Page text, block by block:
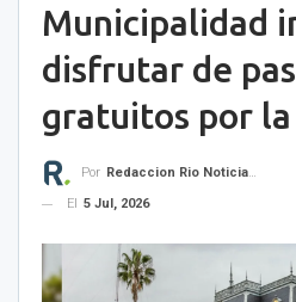
Municipalidad
disfrutar de
gratuitos por la
Por Redaccion Rio Noticias OK
El
5 Jul, 2026